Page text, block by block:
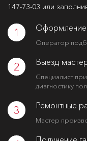
147-73-03 или
1 Оформление
Оператор
2 Выезд
Специалист
диагностику
3 Ремонтные
Мастер